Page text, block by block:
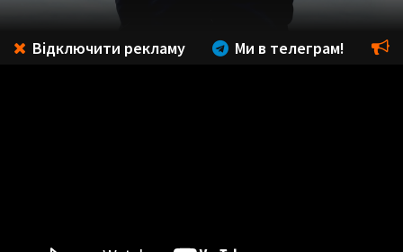
Відключити рекламу Ми в телеграм!